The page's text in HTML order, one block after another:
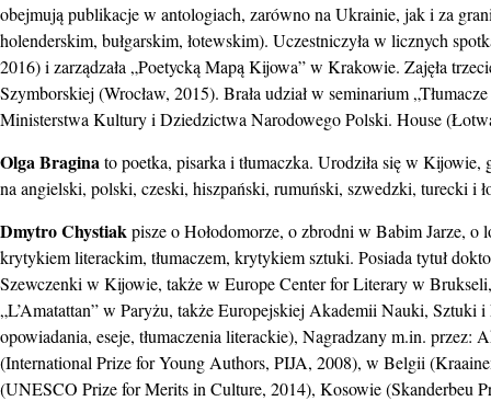
obejmują publikacje w antologiach, zarówno na Ukrainie, jak i za
holenderskim, bułgarskim, łotewskim). Uczestniczyła w licznych
2016) i zarządzała „Poetycką Mapą Kijowa” w Krakowie. Zajęła
Szymborskiej (Wrocław, 2015). Brała udział w seminarium
Ministerstwa Kultury i Dziedzictwa Narodowego Polski. House
Olga Braginato poetka, pisarka i tłumaczka. Urodziła się w Kijowie,
na angielski, polski, czeski, hiszpański, rumuński, szwedzki,
Dmytro Chystiakpisze o Hołodomorze, o zbrodni w Babim Jarze,
krytykiem literackim, tłumaczem, krytykiem sztuki. Posiada tytuł
Szewczenki w Kijowie, także w Europe Center for Literary w
„L’Amatattan” w Paryżu, także Europejskiej Akademii Nauki, Sztuki
opowiadania, eseje, tłumaczenia literackie), Nagradzany m.in.
(International Prize for Young Authors, PIJA, 2008), w Belgii
(UNESCO Prize for Merits in Culture, 2014), Kosowie (Skanderbeu